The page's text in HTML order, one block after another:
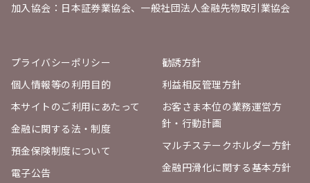
加入協会：日本証券業協会、一般社団法人金融先物取引業協会
プライバシーポリシー
個人情報等の利用目的
本サイトのご利用にあたって
金融に関する法・制度
預金保険制度について
電子公告
勧誘方針
利益相反管理方針
お客さま本位の業務運営方
針・行動計画
マルチステークホルダー方針
金融円滑化に関する基本方針